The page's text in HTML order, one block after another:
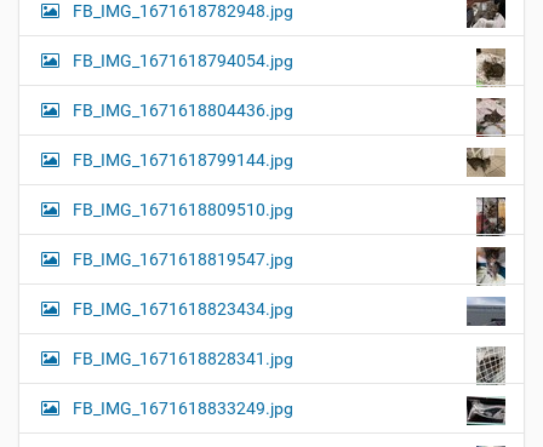
FB_IMG_1671618782948.jpg
FB_IMG_1671618794054.jpg
FB_IMG_1671618804436.jpg
FB_IMG_1671618799144.jpg
FB_IMG_1671618809510.jpg
FB_IMG_1671618819547.jpg
FB_IMG_1671618823434.jpg
FB_IMG_1671618828341.jpg
FB_IMG_1671618833249.jpg